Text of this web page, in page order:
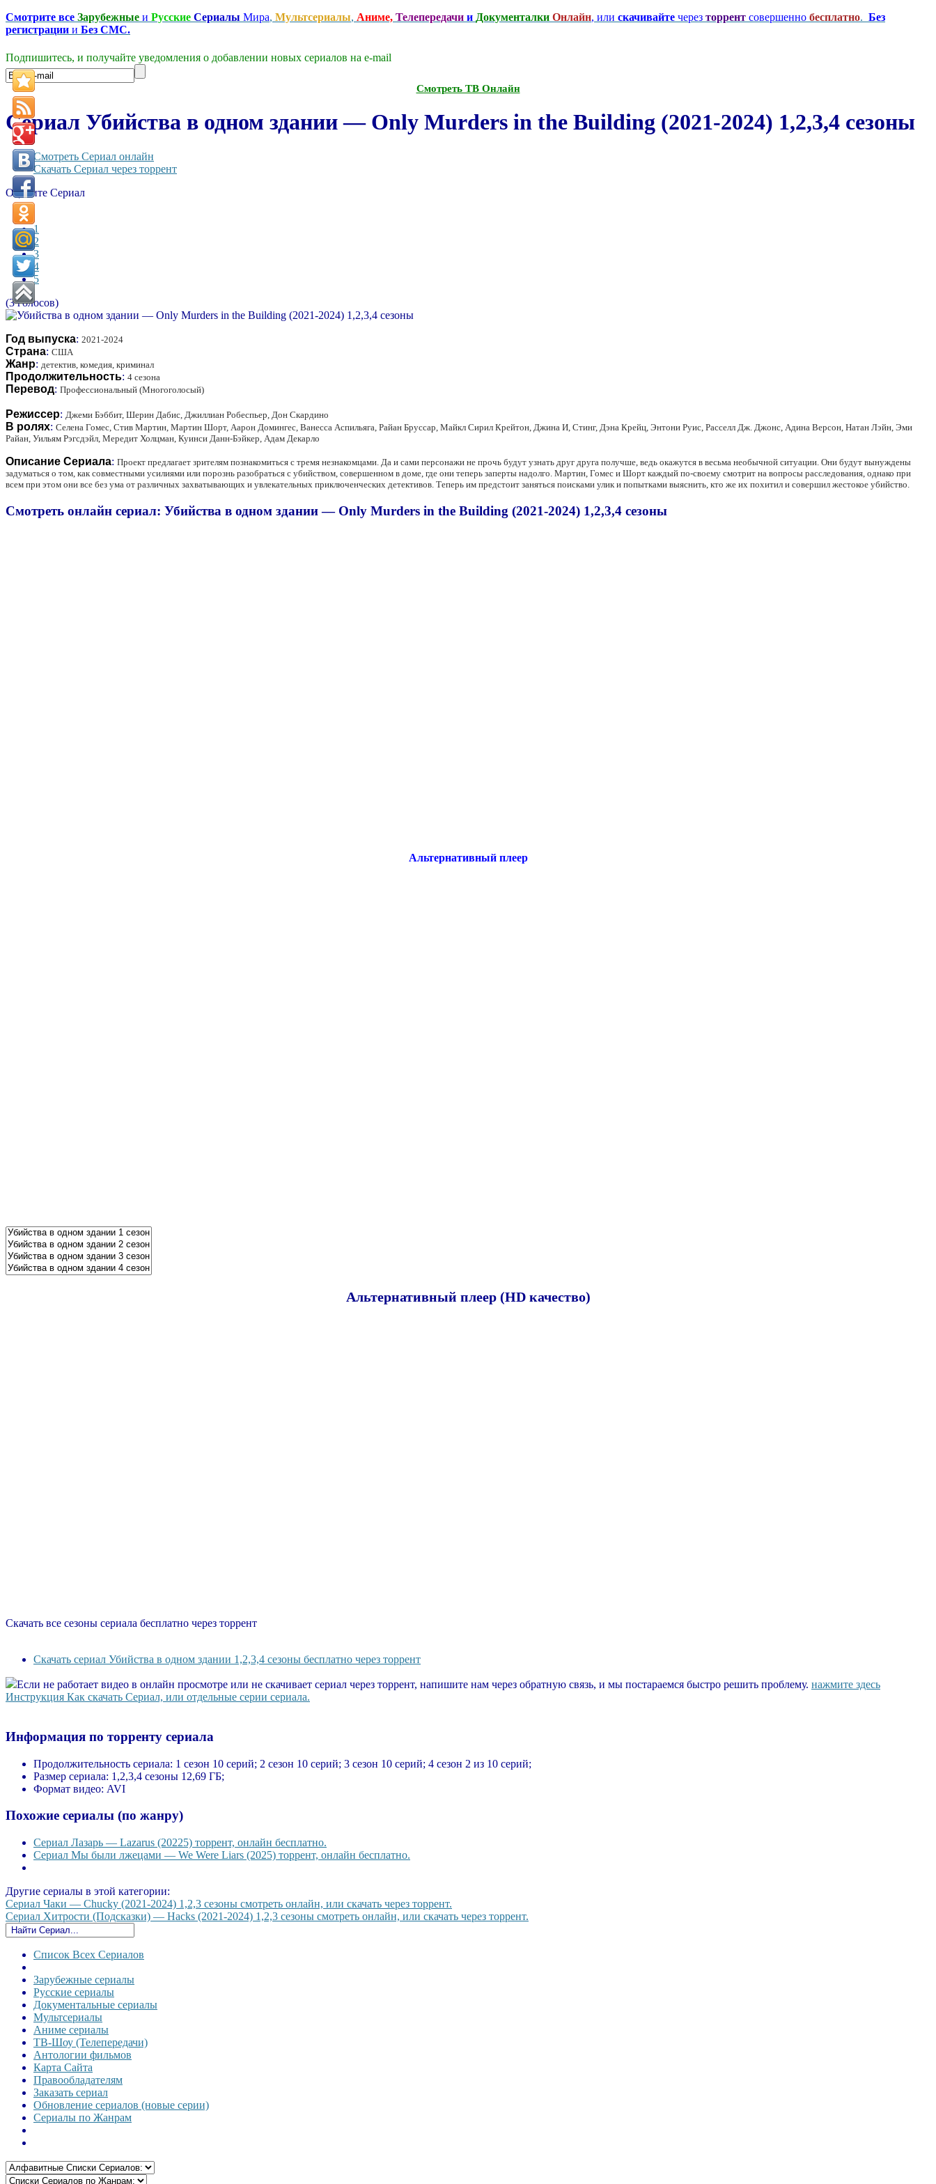
Смотрите все Зарубежные и Русские Сериалы Мира, Мультсериалы, Аниме, Телепередачи и Документалки Онлайн, или скачивайте через торрент совершенно бесплатно. Без
регистрации и Без СМС.
Подпишитесь, и получайте уведомления о добавлении новых сериалов на e-mаil
Смотреть ТВ Онлайн
Сериал Убийства в одном здании — Only Murders in the Building (2021-2024) 1,2,3,4 сезоны
Смотреть Сериал онлайн
Скачать Сериал через торрент
Оцените Сериал
1
2
3
4
5
(3 голосов)
Год выпуска: 2021-2024
Страна: США
Жанр: детектив, комедия, криминал
Продолжительность: 4 сезона
Перевод: Профессиональный (Многоголосый)
Режиссер: Джеми Бэббит, Шерин Дабис, Джиллиан Робеспьер, Дон Скардино
В ролях: Селена Гомес, Стив Мартин, Мартин Шорт, Аарон Домингес, Ванесса Аспильяга, Райан Бруссар, Майкл Сирил Крейтон, Джина И, Стинг, Дэна Крейц, Энтони Руис, Расселл Дж. Джонс, Адина Версон, Натан Лэйн, Эми
Райан, Уильям Рэгсдэйл, Мередит Холцман, Куинси Данн-Бэйкер, Адам Декарло
Описание Сериала: Проект предлагает зрителям познакомиться с тремя незнакомцами. Да и сами персонажи не прочь будут узнать друг друга получше, ведь окажутся в весьма необычной ситуации. Они будут вынуждены
задуматься о том, как совместными усилиями или порознь разобраться с убийством, совершенном в доме, где они теперь заперты надолго. Мартин, Гомес и Шорт каждый по-своему смотрит на вопросы расследования, однако при
всем при этом они все без ума от различных захватывающих и увлекательных приключенческих детективов. Теперь им предстоит заняться поисками улик и попытками выяснить, кто же их похитил и совершил жестокое убийство.
Смотреть онлайн сериал: Убийства в одном здании — Only Murders in the Building (2021-2024) 1,2,3,4 сезоны
Альтернативный плеер
Альтернативный плеер (HD качество)
Скачать все сезоны сериала бесплатно через торрент
Скачать сериал Убийства в одном здании 1,2,3,4 сезоны бесплатно через торрент
Если не работает видео в онлайн просмотре или не скачивает сериал через торрент, напишите нам через обратную связь, и мы постараемся быстро решить проблему. нажмите здесь
Инструкция Как скачать Сериал, или отдельные серии сериала.
Информация по торренту сериала
Продолжительность сериала: 1 сезон 10 серий; 2 сезон 10 серий; 3 сезон 10 серий; 4 сезон 2 из 10 серий;
Размер сериала: 1,2,3,4 сезоны 12,69 ГБ;
Формат видео: AVI
Похожие сериалы (по жанру)
Сериал Лазарь — Lazarus (20225) торрент, онлайн бесплатно.
Сериал Мы были лжецами — We Were Liars (2025) торрент, онлайн бесплатно.
Другие сериалы в этой категории:
Сериал Чаки — Chucky (2021-2024) 1,2,3 сезоны смотреть онлайн, или скачать через торрент.
Сериал Хитрости (Подсказки) — Hacks (2021-2024) 1,2,3 сезоны смотреть онлайн, или скачать через торрент.
Список Всех Сериалов
Зарубежные сериалы
Русские сериалы
Документальные сериалы
Мультсериалы
Аниме сериалы
ТВ-Шоу (Телепередачи)
Антологии фильмов
Карта Сайта
Правообладателям
Заказать сериал
Обновление сериалов (новые серии)
Сериалы по Жанрам